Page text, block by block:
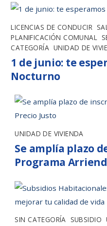
LICENCIAS DE CONDUCIR
PLANIFICACIÓN COMUNAL
CATEGORÍA UNIDAD DE
1 de junio: te
Nocturno
UNIDAD DE VIVIENDA
Se amplía plazo
Programa
SIN CATEGORÍA SUBSIDIO